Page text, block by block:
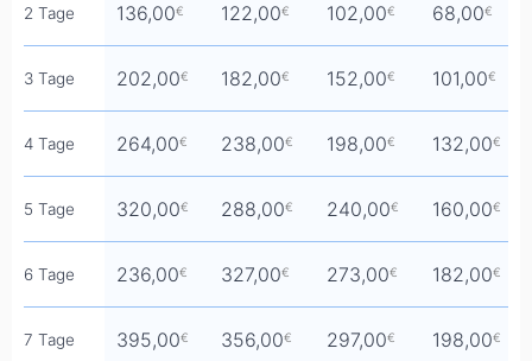
2 Tage 136,00€ 122,00€ 102,00€ 68,00€
3 Tage 202,00€ 182,00€ 152,00€ 101,00€
4 Tage 264,00€ 238,00€ 198,00€ 132,00€
5 Tage 320,00€ 288,00€ 240,00€ 160,00€
6 Tage 236,00€ 327,00€ 273,00€ 182,00€
7 Tage 395,00€ 356,00€ 297,00€ 198,00€